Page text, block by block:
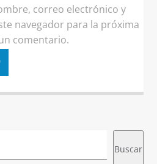
correo electrónico y
navegador para la próxima
comentario.
Buscar